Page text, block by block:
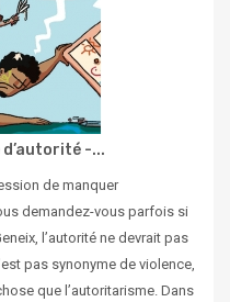
-...
de manquer
demandez-vous parfois si
l’autorité ne devrait pas
pas synonyme de violence,
que l’autoritarisme. Dans